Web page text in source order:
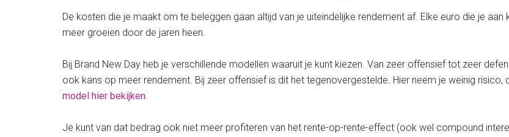
De kosten die je maakt om te beleggen gaan altijd van je uiteindelijke rendement af. Elke euro die je
meer groeien door de jaren heen.
Bij Brand New Day heb je verschillende modellen waaruit je kunt kiezen. Van zeer offensief tot zeer
ook kans op meer rendement. Bij zeer offensief is dit het tegenovergestelde. Hier neem je weinig risico,
model hier bekijken.
Je kunt van dat bedrag ook niet meer profiteren van het rente-op-rente-effect (ook wel compound